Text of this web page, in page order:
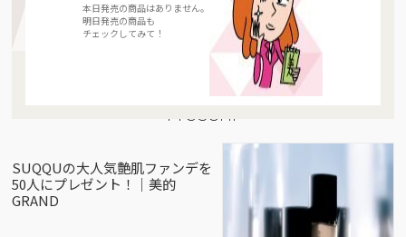
本日発売の商品はありません。
明日発売の商品も
チェックしてみて！
Present
SUQQUの大人気艶肌ファンデを
50人にプレゼント！｜美的
GRAND